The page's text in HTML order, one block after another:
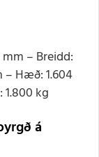
– Breidd:
– Hæð: 1.604
kg
á